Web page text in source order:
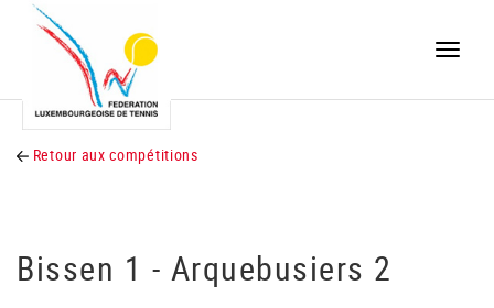
Toggle
Retour aux compétitions
Bissen 1 - Arquebusiers 2